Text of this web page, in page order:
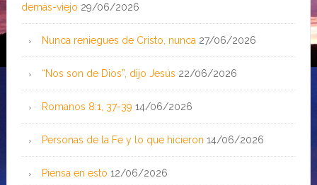
demás-viejo 29/06/2026
Nunca reniegues de Cristo, nunca 27/06/2026
“Nos son de Dios”, dijo Jesús 22/06/2026
Romanos 8:1, 37-39 14/06/2026
Personas de la Fe y lo que hicieron 14/06/2026
Piensa en esto 12/06/2026